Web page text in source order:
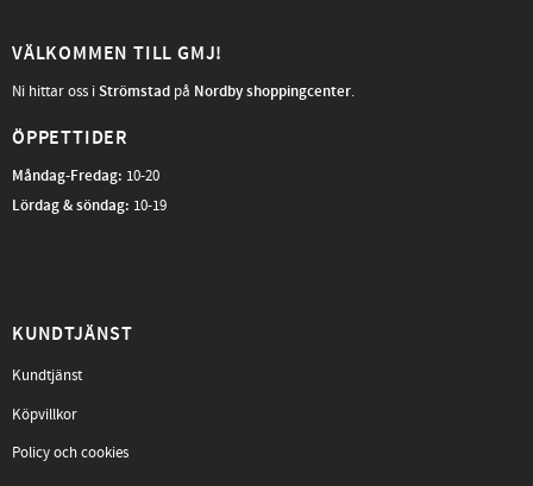
VÄLKOMMEN TILL GMJ!
Ni hittar oss iStrömstad på Nordby shoppingcenter.
ÖPPETTIDER
Måndag-Fredag: 10-20
Lördag & söndag: 10-19
KUNDTJÄNST
Kundtjänst
Köpvillkor
Policy och cookies